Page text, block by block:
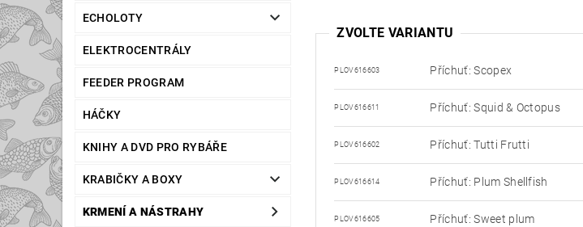
ECHOLOTY
ELEKTROCENTRÁLY
FEEDER PROGRAM
HÁČKY
KNIHY A DVD PRO RYBÁŘE
KRABIČKY A BOXY
KRMENÍ A NÁSTRAHY
ZVOLTE VARIANTU
PLOV616603 Příchuť: Scopex
PLOV616611 Příchuť: Squid & Octopus
PLOV616602 Příchuť: Tutti Frutti
PLOV616614 Příchuť: Plum Shellfish
PLOV616605 Příchuť: Sweet plum